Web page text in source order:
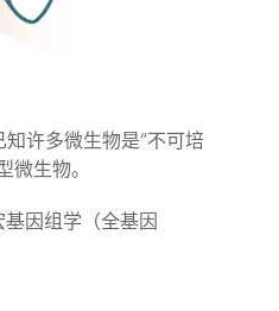
许多微生物是“不可培
生物。
因组学（全基因